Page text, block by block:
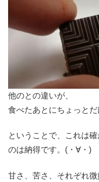
他のとの違いが、
食べたあとにちょっとだ
ということで、これは
のは納得です。(・∀・)
甘さ、苦さ、それぞれ